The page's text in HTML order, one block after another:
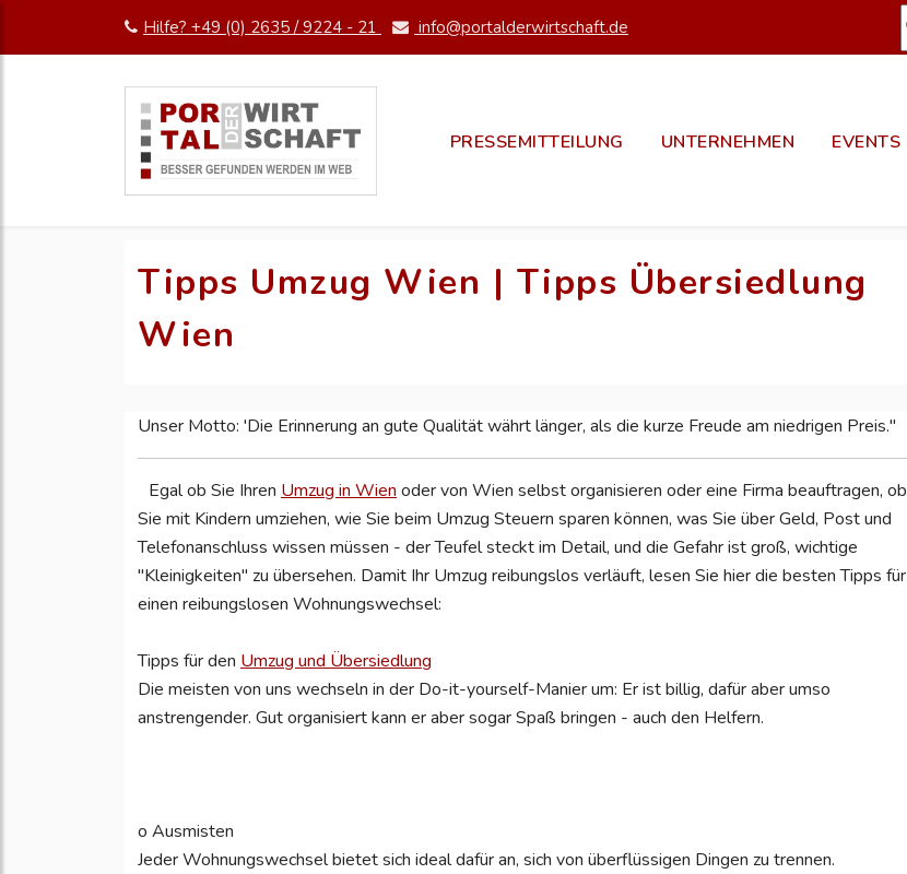
Hilfe? +49 (0) 2635 / 9224 - 21 info@portalderwirtschaft.de
PRESSEMITTEILUNG UNTERNEHMEN EVENTS
Tipps Umzug Wien | Tipps Übersiedlung
Wien
Unser Motto: 'Die Erinnerung an gute Qualität währt länger, als die kurze Freude am niedrigen Preis."
Egal ob Sie Ihren Umzug in Wienoder von Wien selbst organisieren oder eine Firma beauftragen, ob
Sie mit Kindern umziehen, wie Sie beim Umzug Steuern sparen können, was Sie über Geld, Post und
Telefonanschluss wissen müssen - der Teufel steckt im Detail, und die Gefahr ist groß, wichtige
"Kleinigkeiten" zu übersehen. Damit Ihr Umzug reibungslos verläuft, lesen Sie hier die besten Tipps für
einen reibungslosen Wohnungswechsel:
Tipps für den Umzug und Übersiedlung
Die meisten von uns wechseln in der Do-it-yourself-Manier um: Er ist billig, dafür aber umso
anstrengender. Gut organisiert kann er aber sogar Spaß bringen - auch den Helfern.
o Ausmisten
Jeder Wohnungswechsel bietet sich ideal dafür an, sich von überflüssigen Dingen zu trennen.